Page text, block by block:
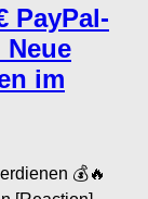
PayPal-
im
💰🔥